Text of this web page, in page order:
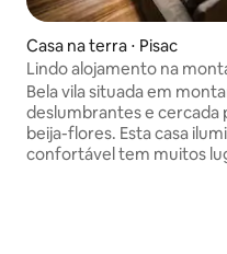
Casa na terra ⋅ Pisac
Lindo alojamento na
e ofurô
Bela vila situada em
deslumbrantes e cercada
beija-flores. Esta casa iluminada e muito
confortável tem muitos